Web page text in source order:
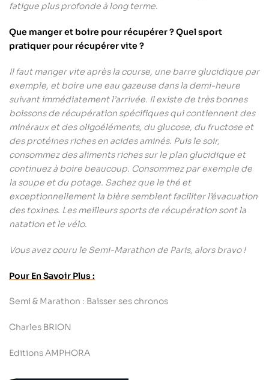
fatigue plus profonde à long terme.
Que manger et boire pour récupérer ? Quel sport
pratiquer pour récupérer vite ?
Il faut manger vite après la course, une barre glucidique par
exemple, et boire une eau gazeuse dans la demi-heure
suivant immédiatement l’arrivée. Il existe de très bonnes
boissons de récupération spécifiques qui contiennent des
minéraux et des oligoéléments, du glucose, du fructose et
des protéines riches en acides aminés. Puis le soir,
consommez des aliments riches sur le plan glucidique et
continuez à boire beaucoup. Consommez par exemple de
la soupe et du potage. Sachez que le thé et
exceptionnellement la bière semblent faciliter l’évacuation
des toxines. Les meilleurs sports de récupération sont la
natation et le vélo.
Vous avez couru le Semi-Marathon de Paris, alors bravo !
Pour En Savoir Plus :
Semi & Marathon : Baisser ses chronos
Charles BRION
Editions AMPHORA